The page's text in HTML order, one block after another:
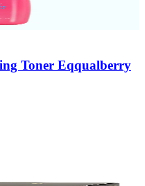
Toner Eqqualberry